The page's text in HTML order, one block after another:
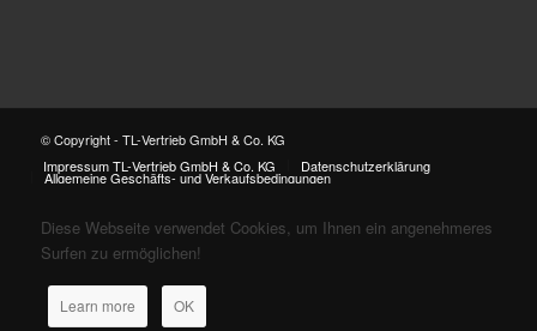
© Copyright - TL-Vertrieb GmbH & Co. KG
Impressum TL-Vertrieb GmbH & Co. KG
Datenschutzerklärung
Allgemeine Geschäfts- und Verkaufsbedingungen
Diese Webseite verwendet Cookies, um Ihnen ein angenehmeres
Surfen zu ermöglichen!
Learn more OK